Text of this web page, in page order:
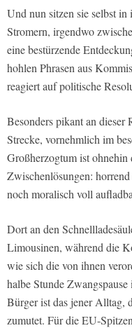
Und nun sitzen sie selbst
Stromern, irgendwo
eine bestürzende
hohlen Phrasen aus
reagiert auf politische
Besonders pikant an dieser
Strecke, vornehmlich im
Großherzogtum ist
Zwischenlösungen:
noch moralisch voll
Dort an den
Limousinen, während die
wie sich die von ihnen
halbe Stunde
Bürger ist das jener Alltag,
zumutet. Für die EU-